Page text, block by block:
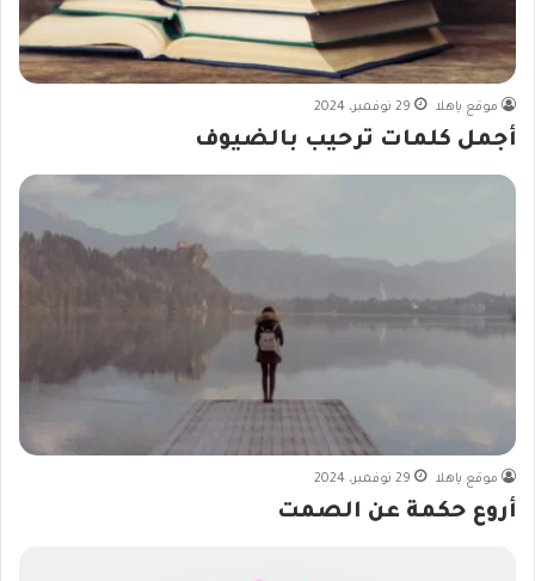
موقع ياهلا 29 نوفمبر، 2024
أجمل كلمات ترحيب بالضيوف
موقع ياهلا 29 نوفمبر، 2024
أروع حكمة عن الصمت